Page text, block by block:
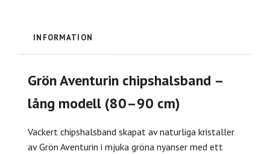
INFORMATION
Grön Aventurin chipshalsband –
lång modell (80–90 cm)
Vackert chipshalsband skapat av naturliga kristaller
av Grön Aventurin i mjuka gröna nyanser med ett